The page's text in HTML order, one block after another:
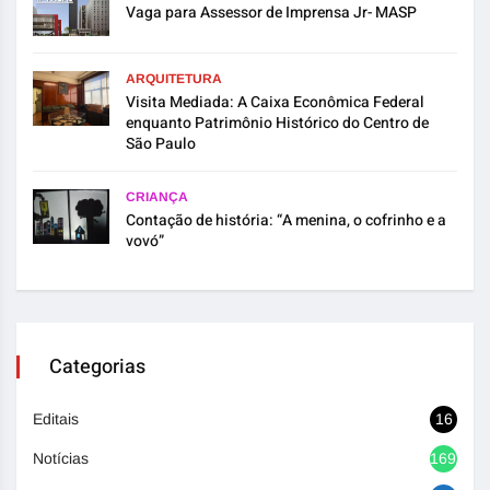
Vaga para Assessor de Imprensa Jr- MASP
ARQUITETURA
Visita Mediada: A Caixa Econômica Federal
enquanto Patrimônio Histórico do Centro de
São Paulo
CRIANÇA
Contação de história: “A menina, o cofrinho e a
vovó”
Categorias
Editais 16
Notícias 1692